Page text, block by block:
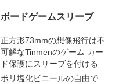
ボードゲームスリーブ
正方形73mmの想像飛行は不
可解なTinmenのゲーム カー
ド保護にスリーブを付ける
ポリ塩化ビニールの自由で